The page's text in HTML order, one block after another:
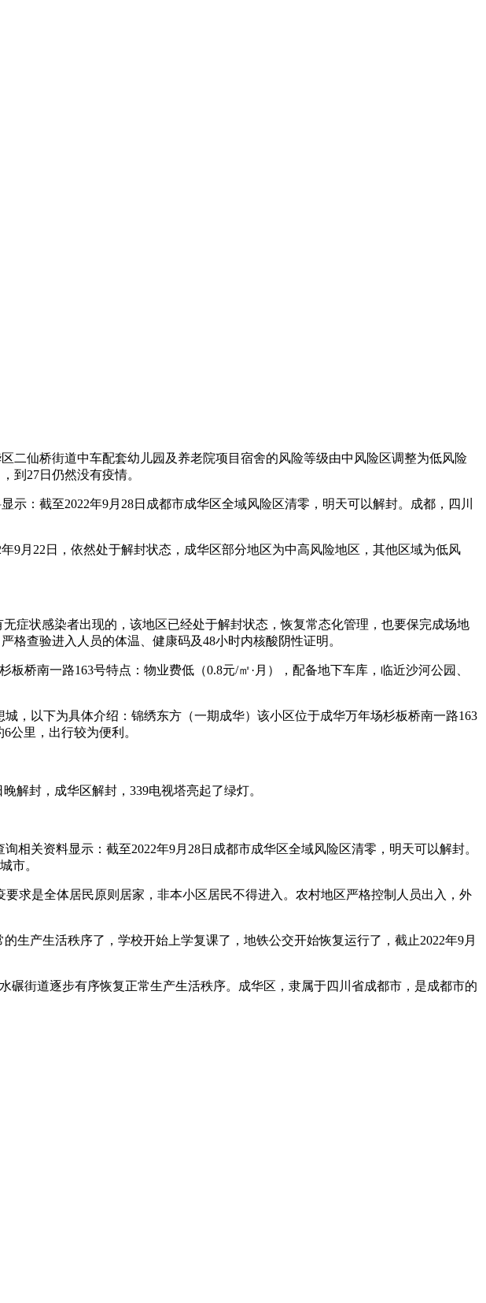
二仙桥街道中车配套幼儿园及养老院项目宿舍的风险等级由中风险区调整为低风险
到27日仍然没有疫情。
：截至2022年9月28日成都市成华区全域风险区清零，明天可以解封。成都，四川
9月22日，依然处于解封状态，成华区部分地区为中高风险地区，其他区域为低风
症状感染者出现的，该地区已经处于解封状态，恢复常态化管理，也要保完成场地
查验进入人员的体温、健康码及48小时内核酸阴性证明。
桥南一路163号特点：物业费低（0.8元/㎡·月），配备地下车库，临近沙河公园、
，以下为具体介绍：锦绣东方（一期成华）该小区位于成华万年场杉板桥南一路163
公里，出行较为便利。
解封，成华区解封，339电视塔亮起了绿灯。
相关资料显示：截至2022年9月28日成都市成华区全域风险区清零，明天可以解封。
市。
求是全体居民原则居家，非本小区居民不得进入。农村地区严格控制人员出入，外
生产生活秩序了，学校开始上学复课了，地铁公交开始恢复运行了，截止2022年9月
碾街道逐步有序恢复正常生产生活秩序。成华区，隶属于四川省成都市，是成都市的